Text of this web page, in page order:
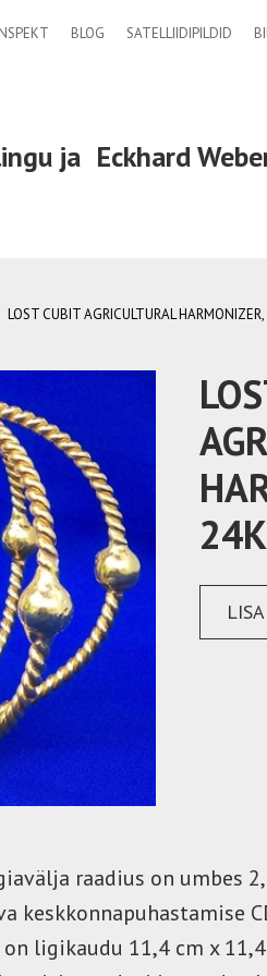
BLOG SATELLIIDIPILDID
ja Eckhard
LOST CUBIT AGRICULTURAL
raadius on umbes
keskkonnapuhastamise
ligikaudu 11,4 cm x